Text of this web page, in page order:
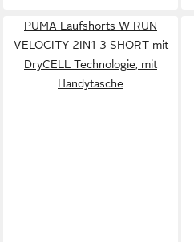
PUMA Laufshorts W RUN
VELOCITY 2IN1 3 SHORT mit
DryCELL Technologie, mit
Handytasche